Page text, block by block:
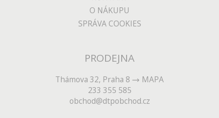
O NÁKUPU
SPRÁVA COOKIES
PRODEJNA
Thámova 32, Praha 8
MAPA
233 355 585
obchod@dtpobchod.cz